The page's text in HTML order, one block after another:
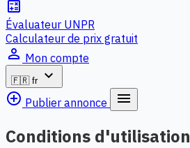
calculate
Évaluateur UNPR
Calculateur de prix gratuit
person_outline Mon compte
🇫🇷 fr
expand_more
add_circle_outline Publier annonce menu
Conditions d'utilisation